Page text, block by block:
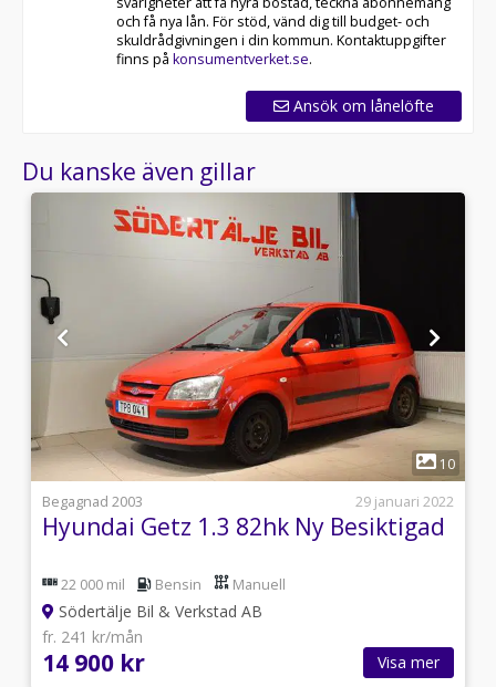
och få nya lån. För stöd, vänd dig till budget- och
skuldrådgivningen i din kommun. Kontaktuppgifter
finns på konsumentverket.se.
Ansök om lånelöfte
Du kanske även gillar
10
Begagnad 2003
29 januari 2022
Hyundai Getz 1.3 82hk Ny Besiktigad
22 000 mil Bensin Manuell
Södertälje Bil & Verkstad AB
fr. 241 kr/mån
14 900 kr Visa mer